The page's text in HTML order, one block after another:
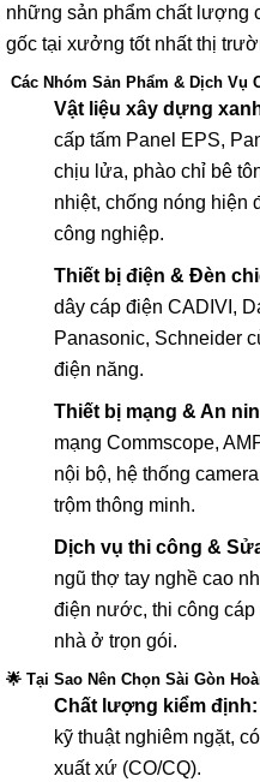
những sản phẩm chất lượng
gốc tại xưởng tốt nhất thị
Các Nhóm Sản Phẩm & Dịch Vụ
Vật liệu xây dựng
cấp tấm Panel EPS,
chịu lửa, phào chỉ bê
nhiệt, chống nóng hiện
công nghiệp.
Thiết bị điện & Đèn
dây cáp điện CADIVI,
Panasonic, Schneider
điện năng.
Thiết bị mạng & An
mạng Commscope,
nội bộ, hệ thống
trộm thông minh.
Dịch vụ thi công &
ngũ thợ tay nghề cao
điện nước, thi công
nhà ở trọn gói.
🌟 Tại Sao Nên Chọn Sài Gòn
Chất lượng kiểm định:
kỹ thuật nghiêm ngặt,
xuất xứ (CO/CQ).